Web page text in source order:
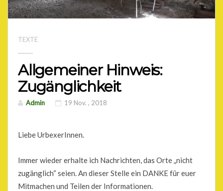
TEXTE
Allgemeiner Hinweis:
Zugänglichkeit
Admin 19 Nov. , 2018
Liebe UrbexerInnen.
Immer wieder erhalte ich Nachrichten, das Orte „nicht
zugänglich“ seien. An dieser Stelle ein DANKE für euer
Mitmachen und Teilen der Informationen.